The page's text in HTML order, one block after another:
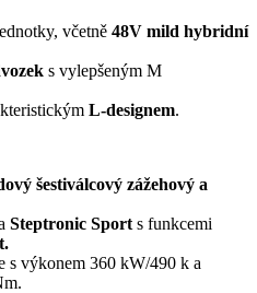
včetně 48V mild hybridní
s vylepšeným M
L-designem.
šestiválcový zážehový a
Steptronic Sport s funkcemi
s výkonem 360 kW/490 k a